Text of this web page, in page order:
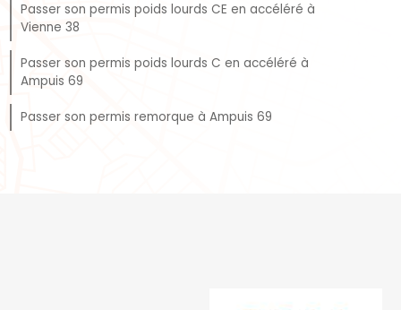
Passer son permis poids lourds CE en accéléré à
Vienne 38
Passer son permis poids lourds C en accéléré à
Ampuis 69
Passer son permis remorque à Ampuis 69